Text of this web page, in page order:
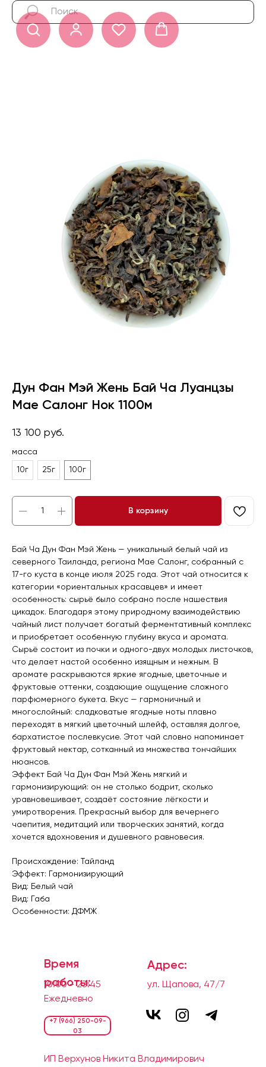
Дун Фан Мэй Жень Бай Ча Луанцзы
Мае Салонг Нок 1100м
13 100 руб.
масса
10г 25г 100г
В корзину
Бай Ча Дун Фан Мэй Жень — уникальный белый чай из
северного Таиланда, региона Мае Салонг, собранный с
17-го куста в конце июля 2025 года. Этот чай относится к
категории «ориентальных красавцев» и имеет
особенность: сырьё было собрано после нашествия
цикадок. Благодаря этому природному взаимодействию
чайный лист получает богатый ферментативный комплекс
и приобретает особенную глубину вкуса и аромата.
Сырьё состоит из почки и одного-двух молодых листочков,
что делает настой особенно изящным и нежным. В
аромате раскрываются яркие ягодные, цветочные и
фруктовые оттенки, создающие ощущение сложного
парфюмерного букета. Вкус — гармоничный и
многослойный: сладковатые ягодные ноты плавно
переходят в мягкий цветочный шлейф, оставляя долгое,
бархатистое послевкусие. Этот чай словно напоминает
фруктовый нектар, сотканный из множества тончайших
нюансов.
Эффект Бай Ча Дун Фан Мэй Жень мягкий и
гармонизирующий: он не столько бодрит, сколько
уравновешивает, создаёт состояние лёгкости и
умиротворения. Прекрасный выбор для вечернего
чаепития, медитаций или творческих занятий, когда
хочется вдохновения и душевного равновесия.
Происхождение: Тайланд
Эффект: Гармонизирующий
Вид: Белый чай
Вид: Габа
Особенности: ДФМЖ
Адрес:
Время
работы:
ул. Щапова, 47/7
И П Верхунов Никита Владимирович
10:00 - 23:45
Ежедневно
+7 (966) 250-09-
03